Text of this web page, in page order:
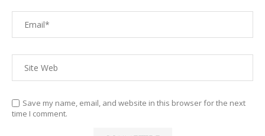
Save my name, email, and website in this browser for the next
time I comment.